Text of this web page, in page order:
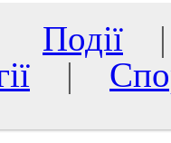
Події
|